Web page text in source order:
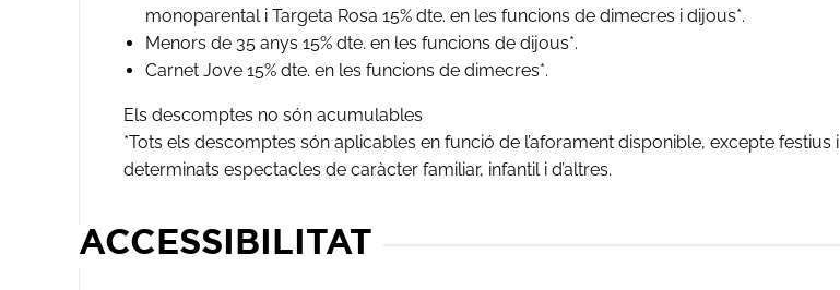
monoparental i Targeta Rosa 15% dte. en les funcions de dimecres i dijous*.
Menors de 35 anys 15% dte. en les funcions de dijous*.
Carnet Jove 15% dte. en les funcions de dimecres*.
Els descomptes no són acumulables
*Tots els descomptes són aplicables en funció de l’aforament disponible, excepte festius i
determinats espectacles de caràcter familiar, infantil i d’altres.
ACCESSIBILITAT